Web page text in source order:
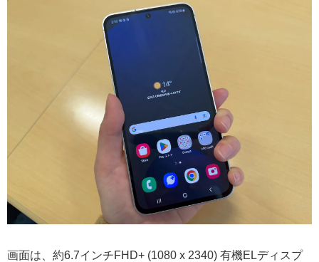
画面は、約6.7インチFHD+ (1080 x 2340) 有機ELディスプ